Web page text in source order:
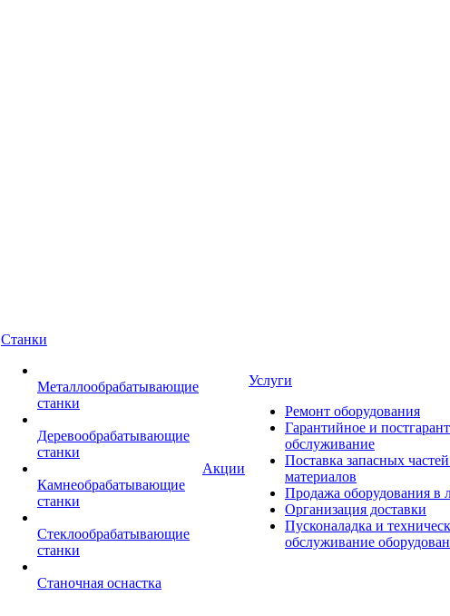
Станки
Металлообрабатывающие
станки
Деревообрабатывающие
станки
Камнеобрабатывающие
станки
Стеклообрабатывающие
станки
Станочная оснастка
Акции
Услуги
Ремонт оборудования
Гарантийное и
обслуживание
Поставка запасных
материалов
Продажа оборудования в
Организация доставки
Пусконаладка и
обслуживание